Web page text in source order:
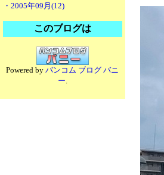
・2005年09月(12)
このブログは
Powered byバンコム ブログ バニ
ー.